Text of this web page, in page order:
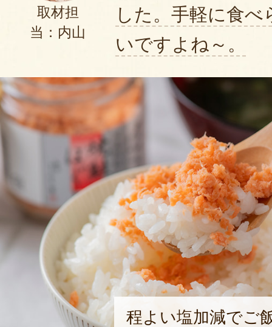
取材担
当：内山
した。手軽に食
いですよね～。
程よい塩加減でご